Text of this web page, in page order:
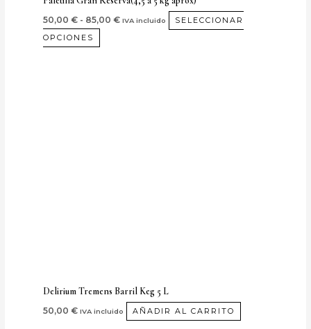
50,00€ - 85,00€ IVA incluido
SELECCIONAR
OPCIONES
Delirium Tremens Barril Keg 5 L
50,00€ IVA incluido AÑADIR AL CARRITO